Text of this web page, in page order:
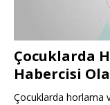
Çocuklarda
Habercisi
Çocuklarda horlama